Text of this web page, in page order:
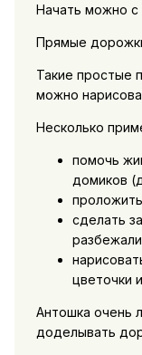
Начать можно с
Прямые
Такие простые
можно
Несколько
помочь
домиков
сделать
цветочки
Антошка очень
доделывать